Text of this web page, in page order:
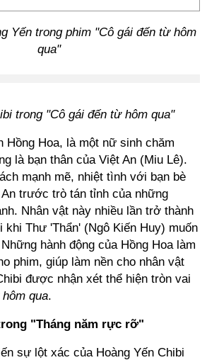
Yến trong phim "Cô gái đến từ hôm
qua"
trong "Cô gái đến từ hôm qua"
Hồng Hoa, là một nữ sinh chăm
là bạn thân của Việt An (Miu Lê).
mạnh mẽ, nhiệt tình với bạn bè
trước trò tán tỉnh của những
Nhân vật này nhiều lần trở thành
khi Thư 'Thẩn' (Ngô Kiến Huy) muốn
hành động của Hồng Hoa làm
phim, giúp làm nền cho nhân vật
được nhận xét thể hiện tròn vai
qua.
"Tháng năm rực rỡ"
sự lột xác của Hoàng Yến Chibi